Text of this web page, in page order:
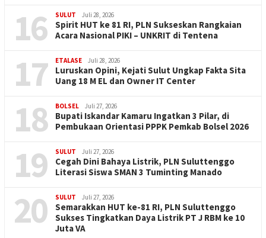
16 SULUT Juli 28, 2026
Spirit HUT ke 81 RI, PLN Sukseskan Rangkaian
Acara Nasional PIKI – UNKRIT di Tentena
17 ETALASE Juli 28, 2026
Luruskan Opini, Kejati Sulut Ungkap Fakta Sita
Uang 18 M EL dan Owner IT Center
18 BOLSEL Juli 27, 2026
Bupati Iskandar Kamaru Ingatkan 3 Pilar, di
Pembukaan Orientasi PPPK Pemkab Bolsel 2026
19 SULUT Juli 27, 2026
Cegah Dini Bahaya Listrik, PLN Suluttenggo
Literasi Siswa SMAN 3 Tuminting Manado
20 SULUT Juli 27, 2026
Semarakkan HUT ke-81 RI, PLN Suluttenggo
Sukses Tingkatkan Daya Listrik PT J RBM ke 10
Juta VA